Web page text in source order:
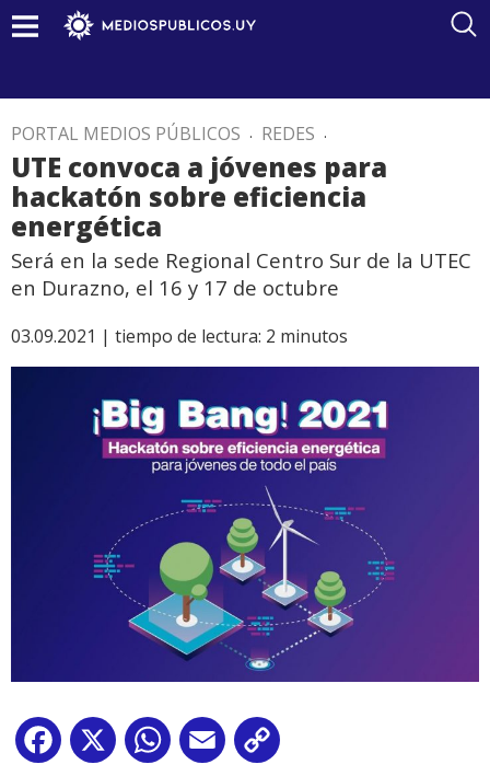
PORTAL MEDIOS PÚBLICOS . REDES .
UTE convoca a jóvenes para
hackatón sobre eficiencia
energética
Será en la sede Regional Centro Sur de la UTEC
en Durazno, el 16 y 17 de octubre
03.09.2021 | tiempo de lectura: 2 minutos
Facebook
X WhatsApp
Email